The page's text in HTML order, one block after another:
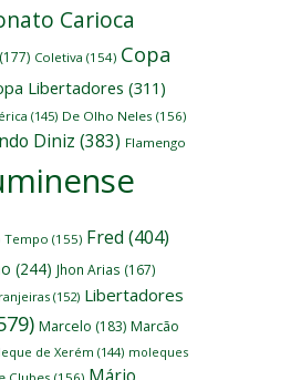
Carioca
(177) Coletiva (154) Copa
Libertadores (311)
(145) De Olho Neles (156)
Diniz (383) Flamengo
Tempo (155) Fred (404)
(244) Jhon Arias (167)
(152) Libertadores
Marcelo (183) Marcão
de Xerém (144) moleques